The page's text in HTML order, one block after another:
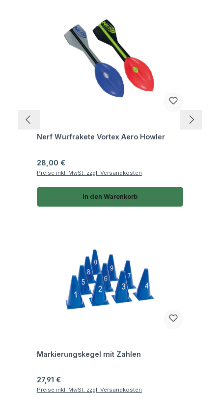
Nerf Wurfrakete Vortex Aero Howler
Regulärer Preis:
28,00 €
Preise inkl. MwSt. zzgl. Versandkosten
In den Warenkorb
Markierungskegel mit Zahlen
Regulärer Preis:
27,91 €
Preise inkl. MwSt. zzgl. Versandkosten